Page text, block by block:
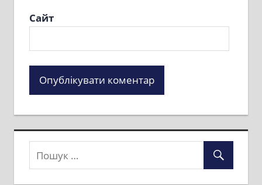
Сайт